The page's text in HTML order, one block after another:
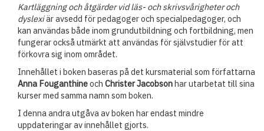
Kartläggning och åtgärder vid läs- och skrivsvårigheter och
dyslexiär avsedd för pedagoger och specialpedagoger, och
kan användas både inom grundutbildning och fortbildning, men
fungerar också utmärkt att användas för självstudier för att
förkovra sig inom området.
Innehållet i boken baseras på det kursmaterial som författarna
Anna Fouganthineoch Christer Jacobsonhar utarbetat till sina
kurser med samma namn som boken.
I denna andra utgåva av boken har endast mindre
uppdateringar av innehållet gjorts.